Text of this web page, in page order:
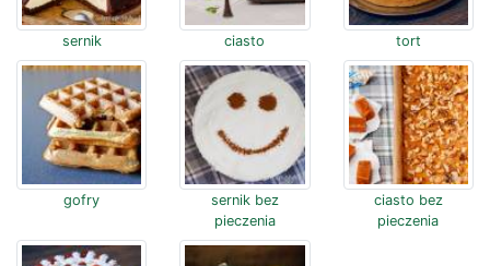
sernik ciasto tort
gofry
sernik bez
pieczenia
ciasto bez
pieczenia